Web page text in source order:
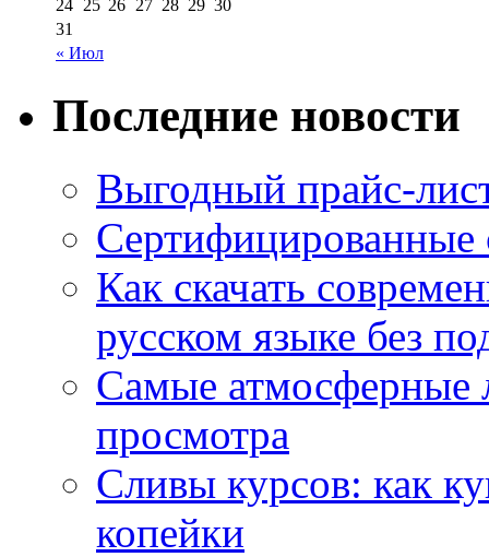
« Июл
24 25 26 27 28 29 30
31
Последние новости
Выгодный прайс-
Как скачать
русском языке без
Самые атмосферные
просмотра
Сливы курсов: как
копейки